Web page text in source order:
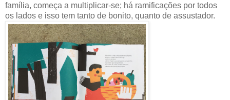
família, começa a multiplicar-se; há ramificações por todos
os lados e isso tem tanto de bonito, quanto de assustador.